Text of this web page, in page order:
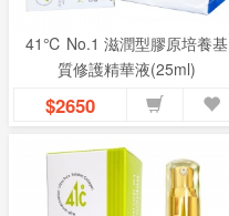
41℃ No.1 滋潤型膠原培養基
質修護精華液(25ml)
$2650